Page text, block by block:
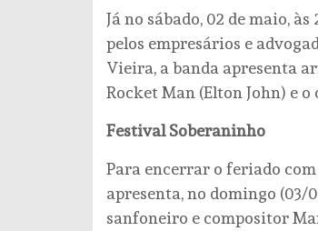
Já no sábado, 02 de maio,
pelos empresários e
Vieira, a banda apresenta
Rocket Man (Elton John) e
Festival Soberaninho
Para encerrar o feriado
apresenta, no domingo (03/
sanfoneiro e compositor